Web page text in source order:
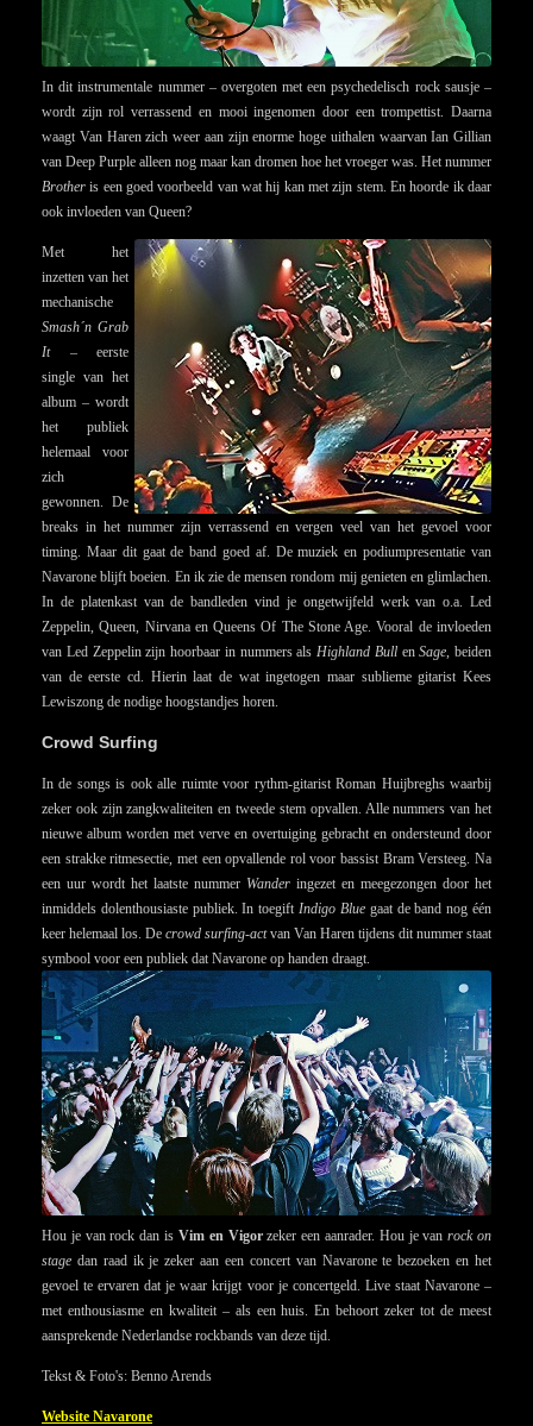
In dit instrumentale nummer – overgoten met een psychedelisch rock sausje –
wordt zijn rol verrassend en mooi ingenomen door een trompettist. Daarna
waagt Van Haren zich weer aan zijn enorme hoge uithalen waarvan Ian Gillian
van Deep Purple alleen nog maar kan dromen hoe het vroeger was. Het nummer
Brotheris een goed voorbeeld van wat hij kan met zijn stem. En hoorde ik daar
ook invloeden van Queen?
Met het
inzetten van het
mechanische
Smash´n Grab
It– eerste
single van het
album – wordt
het publiek
helemaal voor
zich
gewonnen. De
breaks in het nummer zijn verrassend en vergen veel van het gevoel voor
timing. Maar dit gaat de band goed af. De muziek en podiumpresentatie van
Navarone blijft boeien. En ik zie de mensen rondom mij genieten en glimlachen.
In de platenkast van de bandleden vind je ongetwijfeld werk van o.a. Led
Zeppelin, Queen, Nirvana en Queens Of The Stone Age. Vooral de invloeden
van Led Zeppelin zijn hoorbaar in nummers als Highland BullenSage, beiden
van de eerste cd. Hierin laat de wat ingetogen maar sublieme gitarist Kees
Lewiszong de nodige hoogstandjes horen.
Crowd Surfing
In de songs is ook alle ruimte voor rythm-gitarist Roman Huijbreghs waarbij
zeker ook zijn zangkwaliteiten en tweede stem opvallen. Alle nummers van het
nieuwe album worden met verve en overtuiging gebracht en ondersteund door
een strakke ritmesectie, met een opvallende rol voor bassist Bram Versteeg. Na
een uur wordt het laatste nummer Wander ingezet en meegezongen door het
inmiddels dolenthousiaste publiek. In toegiftIndigo Bluegaat de band nog één
keer helemaal los. De crowd surfing-actvan Van Haren tijdens dit nummer staat
symbool voor een publiek dat Navarone op handen draagt.
Hou je van rock dan is Vim en Vigorzeker een aanrader. Hou je vanrock on
stage dan raad ik je zeker aan een concert van Navarone te bezoeken en het
gevoel te ervaren dat je waar krijgt voor je concertgeld. Live staat Navarone –
met enthousiasme en kwaliteit – als een huis. En behoort zeker tot de meest
aansprekende Nederlandse rockbands van deze tijd.
Tekst & Foto's: Benno Arends
Website Navarone